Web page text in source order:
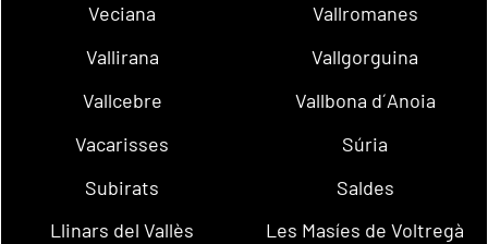
Veciana
Vallromanes
Vallirana
Vallgorguina
Vallcebre
Vallbona d´Anoia
Vacarisses
Súria
Subirats
Saldes
Llinars del Vallès
Les Masíes de Voltregà